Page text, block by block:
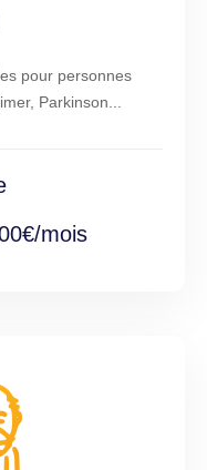
pour personnes
Parkinson...
mois